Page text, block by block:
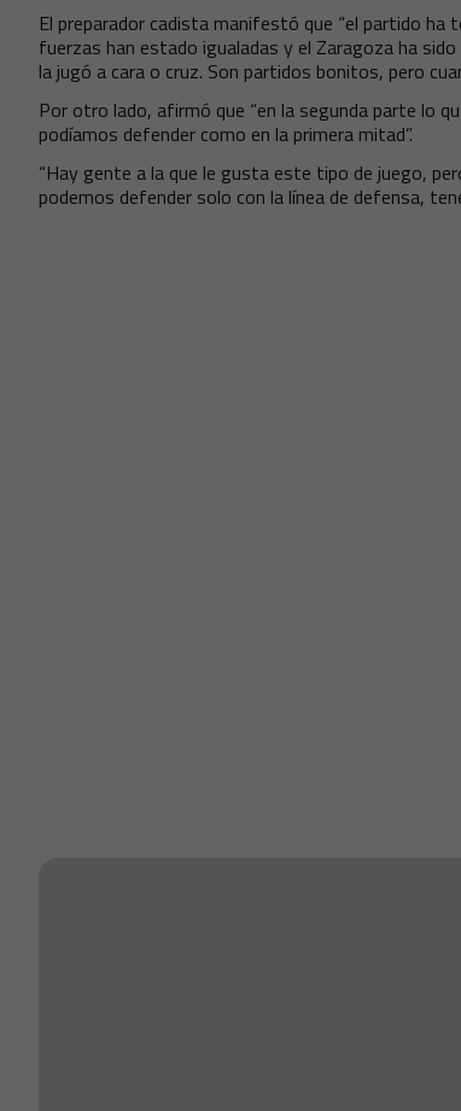
El preparador cadista manifestó que “el partido
fuerzas han estado igualadas y el Zaragoza ha
la jugó a cara o cruz. Son partidos bonitos, pero
Por otro lado, afirmó que “en la segunda parte lo
podíamos defender como en la primera mitad”.
“Hay gente a la que le gusta este tipo de juego,
podemos defender solo con la línea de defensa,